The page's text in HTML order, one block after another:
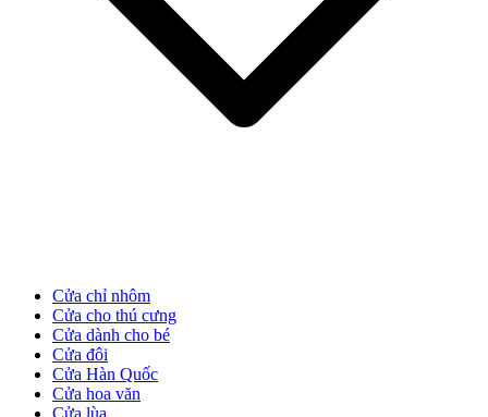
Cửa chỉ nhôm
Cửa cho thú cưng
Cửa dành cho bé
Cửa đôi
Cửa Hàn Quốc
Cửa hoa văn